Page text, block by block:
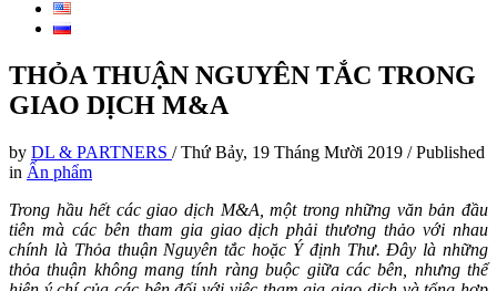
THỎA THUẬN NGUYÊN TẮC TRONG
GIAO DỊCH M&A
by DL & PARTNERS /Thứ Bảy, 19 Tháng Mười 2019 /Published
in Ấn phẩm
Trong hầu hết các giao dịch M&A, một trong những văn bản đầu
tiên mà các bên tham gia giao dịch phải thương thảo với nhau
chính là Thỏa thuận Nguyên tắc hoặc Ý định Thư. Đây là những
thỏa thuận không mang tính ràng buộc giữa các bên, nhưng thể